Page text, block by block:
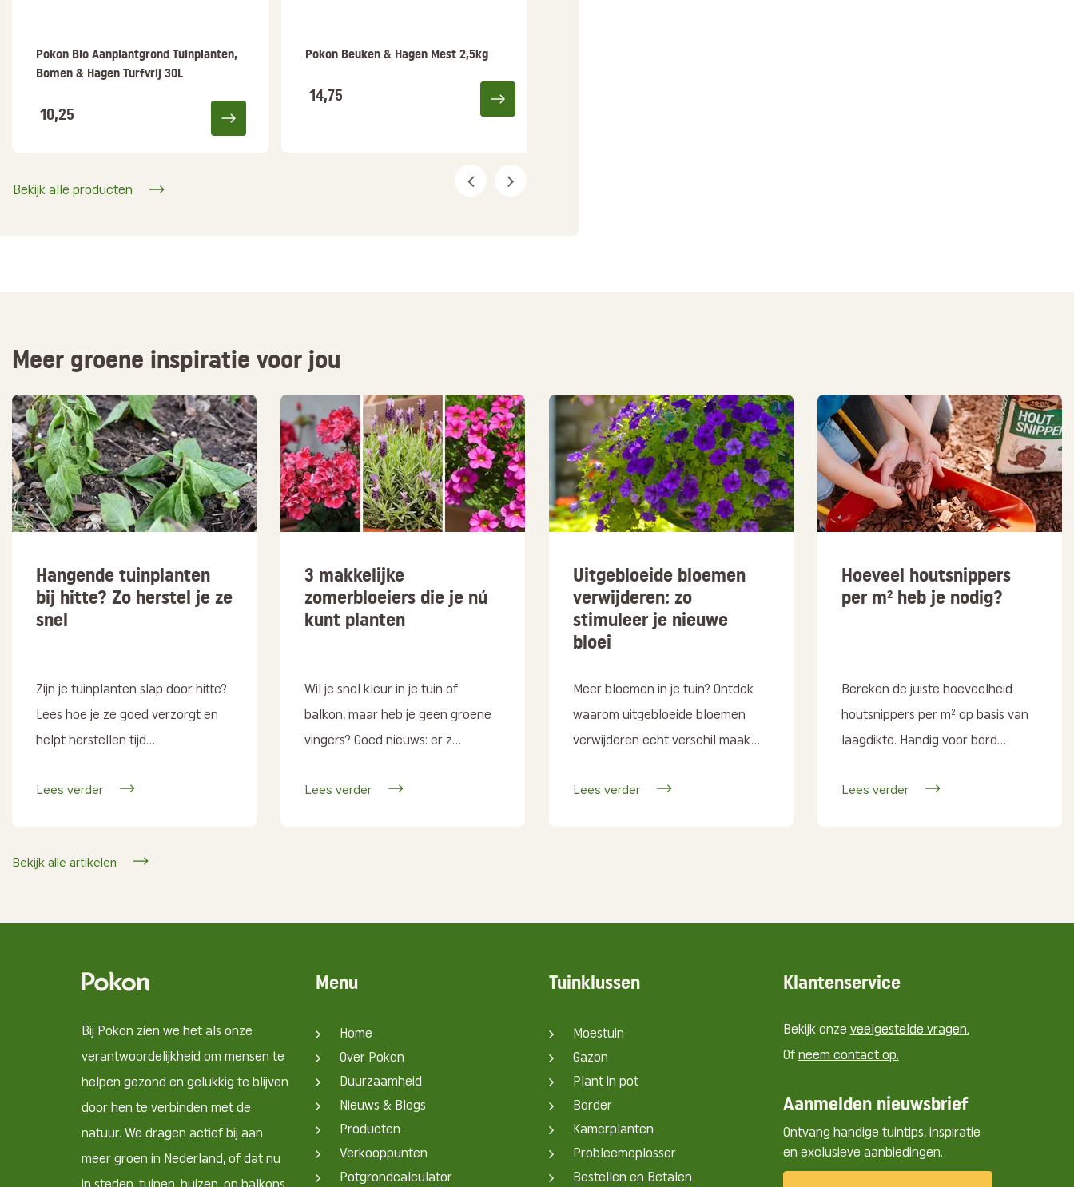
Pokon Bio Aanplantgrond Tuinplanten,
Bomen & Hagen Turfvrij 30L
10,25
Pokon Beuken & Hagen Mest 2,5kg
14,75
Bekijk alle producten
Meer groene inspiratie voor jou
Hangende tuinplanten
bij hitte? Zo herstel je ze
snel
Zijn je tuinplanten slap door hitte?
Lees hoe je ze goed verzorgt en
helpt herstellen tijd...
Lees verder
3 makkelijke
zomerbloeiers die je nú
kunt planten
Wil je snel kleur in je tuin of
balkon, maar heb je geen groene
vingers? Goed nieuws: er z...
Lees verder
Uitgebloeide bloemen
verwijderen: zo
stimuleer je nieuwe
bloei
Meer bloemen in je tuin? Ontdek
waarom uitgebloeide bloemen
verwijderen echt verschil maak...
Lees verder
Hoeveel houtsnippers
per m² heb je nodig?
Bereken de juiste hoeveelheid
houtsnippers per m² op basis van
laagdikte. Handig voor bord...
Lees verder
Bekijk alle artikelen
Bij Pokon zien we het als onze
verantwoordelijkheid om mensen te
helpen gezond en gelukkig te blijven
door hen te verbinden met de
natuur. We dragen actief bij aan
meer groen in Nederland, of dat nu
Menu
Home
Over Pokon
Duurzaamheid
Nieuws & Blogs
Producten
Verkooppunten
Potgrondcalculator
Tuinklussen
Moestuin
Gazon
Plant in pot
Border
Kamerplanten
Probleemoplosser
Bestellen en Betalen
Klantenservice
Bekijk onze veelgestelde vragen.
Of neem contact op.
Aanmelden nieuwsbrief
Ontvang handige tuintips, inspiratie
en exclusieve aanbiedingen.